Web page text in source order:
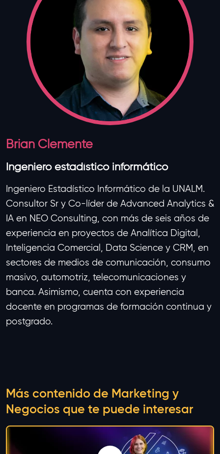
Brian Clemente
Ingeniero estadístico informático
Ingeniero Estadístico Informático de la UNALM.
Consultor Sr y Co-líder de Advanced Analytics &
IA en NEO Consulting, con más de seis años de
experiencia en proyectos de Analítica Digital,
Inteligencia Comercial, Data Science y CRM, en
sectores de medios de comunicación, consumo
masivo, automotriz, telecomunicaciones y
banca. Asimismo, cuenta con experiencia
docente en programas de formación continua y
postgrado.
Más contenido de Marketing y
Negocios que te puede interesar